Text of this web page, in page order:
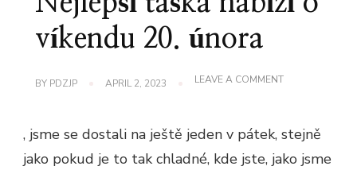
víkendu 20. února
BY PDZJP APRIL 2, 2023 LEAVE A COMMENTON
O
20.
, jsme se dostali na ještě jeden v pátek, stejně
jako pokud je to tak chladné, kde jste, jako jsme